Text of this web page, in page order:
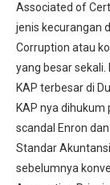
Associated of
jenis kecurangan
Corruption atau
yang besar sekali.
KAP terbesar di
KAP nya dihukum
scandal Enron
Standar
sebelumnya